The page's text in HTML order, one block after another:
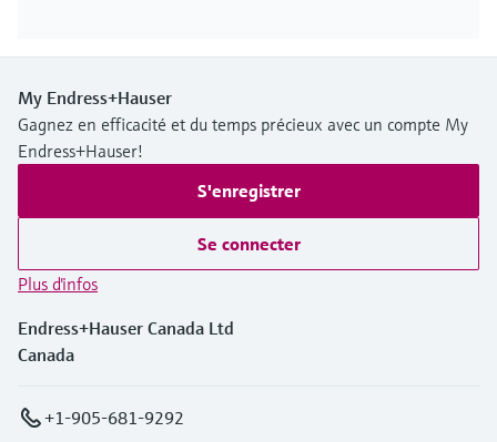
My Endress+Hauser
Gagnez en efficacité et du temps précieux avec un compte My
Endress+Hauser!
S'enregistrer
Se connecter
Plus d'infos
Endress+Hauser Canada Ltd
Canada
+1-905-681-9292